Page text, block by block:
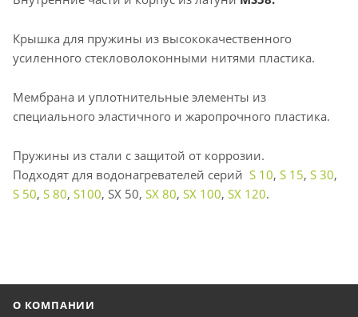
Крышка для пружины из высококачественного
усиленного стекловолоконными нитями пластика.
Мембрана и уплотнительные элементы из
специального эластичного и жаропрочного пластика.
Пружины из стали с защитой от коррозии.
Подходят для водонагревателей серий S 10, S 15, S 30,
S 50, S 80, S100, SX 50, SX 80, SX 100, SX 120.
О КОМПАНИИ